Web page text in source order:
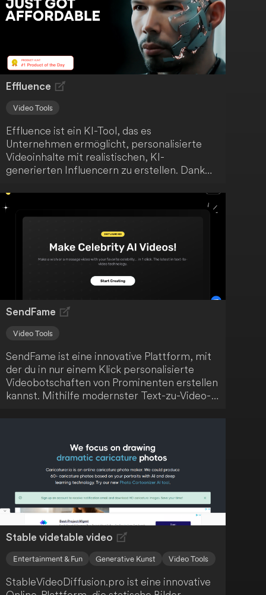
Effluence
Video Tools
Effluence ist ein KI-Tool, das es
Unternehmen ermöglicht, personalisierte
Videoinhalte mit realistischen, KI-
generierten Influencern zu erstellen. Dank
und dem individuellen Street-Language-
Modul schafft Effluence2.0 eine
kosteneffiziente Verbindung zwischen
Influencern und Marken. Erlebe die Zukunft
der personalisierten Videoproduktion mit
Effluence.
SendFame
Video Tools
SendFame ist eine innovative Plattform, mit
der du in nur einem Klick personalisierte
Videobotschaften von Prominenten erstellen
kannst. Mithilfe modernster Text-zu-Video-
bringt dich und deine Lieblingsstars näher
zusammen.
Stable videtable video
Entertainment & Fun Generative Kunst Video Tools
StableVideoDiffusion.pro ist eine innovative